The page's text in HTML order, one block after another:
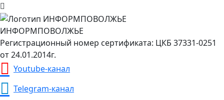
ИНФОРМПОВОЛЖЬЕ
Регистрационный номер сертификата: ЦКБ 37331-0251
от 24.01.2014г.
Youtube-канал
Telegram-канал